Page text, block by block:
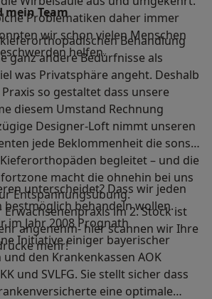
Problematiken daher immer
wir schon vielen Menschen
helfen.
mein Team
Behandlung
ganz andere Bedürfnisse als
was Privatsphäre angeht. Deshalb
so gestaltet dass unsere
diesem Umstand Rechnung
Designer-Loft nimmt unseren
jede Beklommenheit die sonst
begleitet – und die
macht die ohnehin bei uns
Entspannungsübung.
im 2. Stock ist
angenehm- hier scannen wir Ihre
mehr!
unterscheidet? Dass wir jeden
bestmöglich behandeln wollen.
im Jahr 2008 Prognath
Initiative einiger bayerischer
den Krankenkassen AOK
und SVLFG. Sie stellt sicher dass
eine optimale